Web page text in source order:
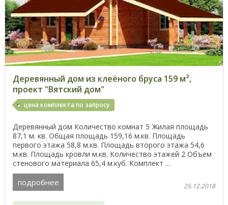
Деревянный дом из клеёного бруса 159 м²,
проект "Вятский дом"
цена комплекта по запросу
Деревянный дом Количество комнат 5 Жилая площадь
87,1 м. кв. Общая площадь 159,16 м.кв. Площадь
первого этажа 58,8 м.кв. Площадь второго этажа 54,6
м.кв. Площадь кровли м.кв. Количество этажей 2 Объем
стенового материала 65,4 м.куб. Комплект ...
подробнее 25.12.2018